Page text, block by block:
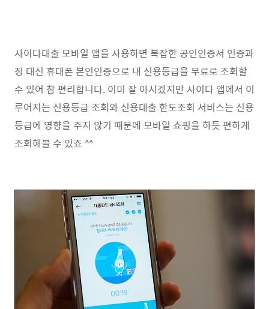
사이다대출 모바일 앱을 사용하면 복잡한 공인인증서 인증과
정 대신 휴대폰 본인인증으로 내 신용등급을 무료로 조회할
수 있어 참 편리합니다. 이미 잘 아시겠지만 사이다 앱에서 이
루어지는 신용등급 조회와 신용대출 한도조회 서비스는 신용
등급에 영향을 주지 않기 때문에 모바일 쇼핑을 하듯 편하게
조회해볼 수 있죠 ^^